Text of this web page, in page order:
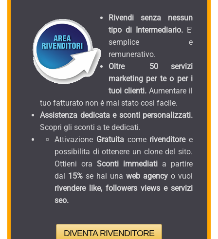
Rivendi senza nessun
tipo di Intermediario. E'
semplice e
remunerativo.
Oltre 50 servizi
marketing per te o per i
tuoi clienti. Aumentare il
tuo fatturato non è mai stato cosi facile.
Assistenza dedicata e sconti personalizzati.
Scopri gli sconti a te dedicati.
Attivazione Gratuitacomerivenditoree
possibilita di ottenere un clone del sito.
Ottieni ora Sconti immediati a partire
dal 15% se hai una web agency o vuoi
rivendere like, followers views e servizi
seo.
DIVENTA RIVENDITORE